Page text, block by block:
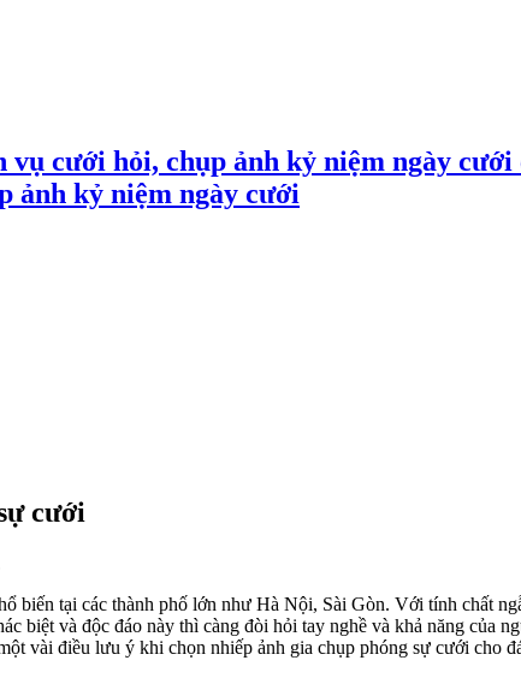
vụ cưới hỏi, chụp ảnh kỷ niệm ngày
ảnh kỷ niệm ngày cưới
cưới
biến tại các thành phố lớn như Hà Nội, Sài Gòn. Với tính chất
biệt và độc đáo này thì càng đòi hỏi tay nghề và khả năng của
vài điều lưu ý khi chọn nhiếp ảnh gia chụp phóng sự cưới cho